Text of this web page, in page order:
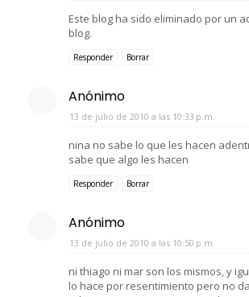
Este blog ha sido eliminado por un
blog.
Responder Borrar
Anónimo
13 de julio de 2010 a las 10:33 p.m.
nina no sabe lo que les hacen
sabe que algo les hacen
Responder Borrar
Anónimo
13 de julio de 2010 a las 10:50 p.m.
ni thiago ni mar son los mismos, y
lo hace por resentimiento pero no